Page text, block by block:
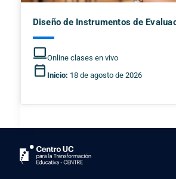
Diseño de Instrumentos de
computerOnline clases en vivo
calendar_today Inicio: 18 de agosto de 2026